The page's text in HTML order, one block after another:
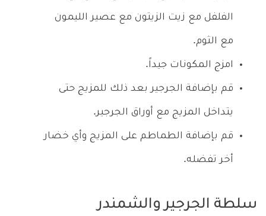
الفلفل مع زيت الزيتون مع عصير الليمون
مع الثوم.
امزج المكونات جيداً.
قم بإضافة الجرجير بعد ذلك للمزيج حتى
يتداخل المزيج مع أوراق الجرجير.
قم بإضافة الطماطم على المزيج وأي خضار
أخر تفضله.
سلطة الجرجير والشمندر